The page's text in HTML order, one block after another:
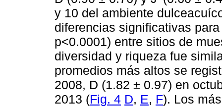
y 10 del ambiente
diferencias significativas
p<0.0001) entre sitios de
diversidad y riqueza fue
promedios más altos se
2008, D (1.82 ± 0.97) en
2013 (Fig. 4 D, E, F). Los